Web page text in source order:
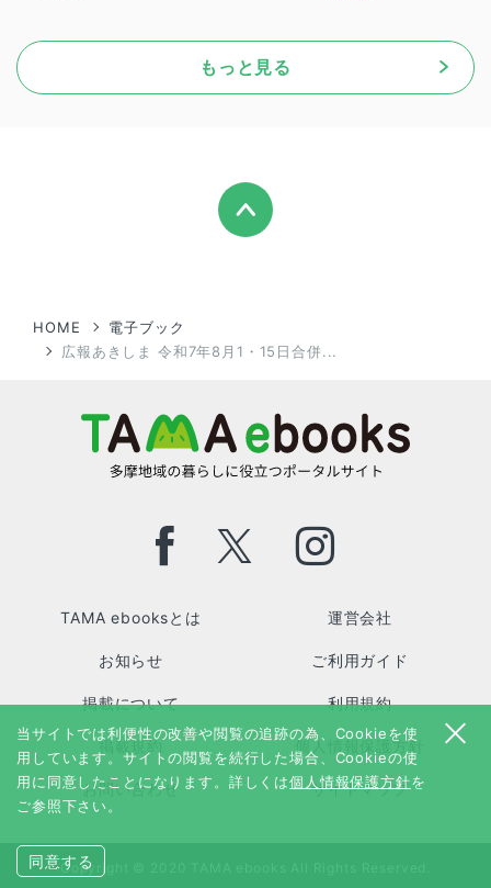
もっと見る
HOME
電子ブック
広報あきしま 令和7年8月1・15日合併...
TAMA ebooksとは 運営会社
お知らせ ご利用ガイド
掲載について 利用規約
掲載規約 個人情報保護方針
お問い合わせ サイトマップ
Copyright © 2020 TAMA ebooks All Rights Reserved.
当サイトでは利便性の改善や閲覧の追跡の為、Cookieを使
用しています。サイトの閲覧を続行した場合、Cookieの使
用に同意したことになります。詳しくは個人情報保護方針を
ご参照下さい。
同意する